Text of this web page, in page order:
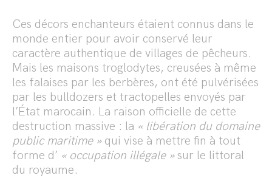
Ces décors enchanteurs étaient connus dans le
monde entier pour avoir conservé leur
caractère authentique de villages de pêcheurs.
Mais les maisons troglodytes, creusées à même
les falaises par les berbères, ont été pulvérisées
par les bulldozers et tractopelles envoyés par
l’État marocain. La raison officielle de cette
destruction massive : la « libération du domaine
public maritime »qui vise à mettre fin à tout
forme d’ « occupation illégale »sur le littoral
du royaume.